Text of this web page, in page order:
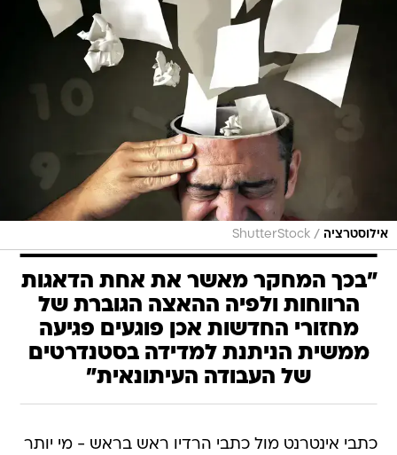
אילוסטרציה /
ShutterStock
"בכך המחקר מאשר את אחת הדאגות
הרווחות ולפיה ההאצה הגוברת של
מחזורי החדשות אכן פוגעים פגיעה
ממשית הניתנת למדידה בסטנדרטים
של העבודה העיתונאית"
כתבי אינטרנט מול כתבי הרדיו ראש בראש - מי יותר